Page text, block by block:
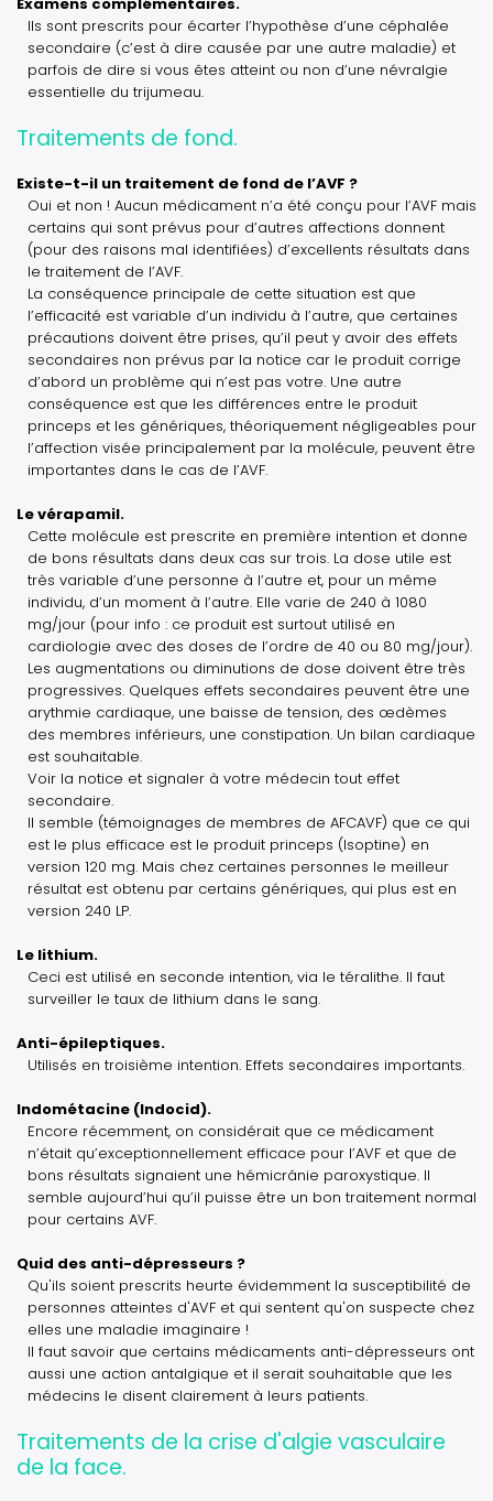
Ils sont prescrits pour écarter l’hypothèse d’une céphalée
secondaire (c’est à dire causée par une autre maladie) et
parfois de dire si vous êtes atteint ou non d’une névralgie
essentielle du trijumeau.
Traitements de fond.
Existe-t-il un traitement de fond de l’AVF ?
Oui et non ! Aucun médicament n’a été conçu pour l’AVF mais
certains qui sont prévus pour d’autres affections donnent
(pour des raisons mal identifiées) d’excellents résultats dans
le traitement de l’AVF.
La conséquence principale de cette situation est que
l’efficacité est variable d’un individu à l’autre, que certaines
précautions doivent être prises, qu’il peut y avoir des effets
secondaires non prévus par la notice car le produit corrige
d’abord un problème qui n’est pas votre. Une autre
conséquence est que les différences entre le produit
princeps et les génériques, théoriquement négligeables pour
l’affection visée principalement par la molécule, peuvent être
importantes dans le cas de l’AVF.
Le vérapamil.
Cette molécule est prescrite en première intention et donne
de bons résultats dans deux cas sur trois. La dose utile est
très variable d’une personne à l’autre et, pour un même
individu, d’un moment à l’autre. Elle varie de 240 à 1080
mg/jour (pour info : ce produit est surtout utilisé en
cardiologie avec des doses de l’ordre de 40 ou 80 mg/jour).
Les augmentations ou diminutions de dose doivent être très
progressives. Quelques effets secondaires peuvent être une
arythmie cardiaque, une baisse de tension, des œdèmes
des membres inférieurs, une constipation. Un bilan cardiaque
est souhaitable.
Voir la notice et signaler à votre médecin tout effet
secondaire.
Il semble (témoignages de membres de AFCAVF) que ce qui
est le plus efficace est le produit princeps (Isoptine) en
version 120 mg. Mais chez certaines personnes le meilleur
résultat est obtenu par certains génériques, qui plus est en
version 240 LP.
Le lithium.
Ceci est utilisé en seconde intention, via le téralithe. Il faut
surveiller le taux de lithium dans le sang.
Anti-épileptiques.
Utilisés en troisième intention. Effets secondaires importants.
Indométacine (Indocid).
Encore récemment, on considérait que ce médicament
n’était qu’exceptionnellement efficace pour l’AVF et que de
bons résultats signaient une hémicrânie paroxystique. Il
semble aujourd’hui qu’il puisse être un bon traitement normal
pour certains AVF.
Quid des anti-dépresseurs ?
Qu'ils soient prescrits heurte évidemment la susceptibilité de
personnes atteintes d'AVF et qui sentent qu'on suspecte chez
elles une maladie imaginaire !
Il faut savoir que certains médicaments anti-dépresseurs ont
aussi une action antalgique et il serait souhaitable que les
médecins le disent clairement à leurs patients.
Traitements de la crise d'algie vasculaire
de la face.